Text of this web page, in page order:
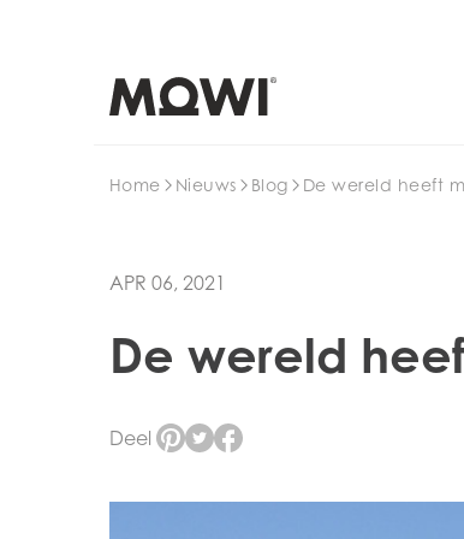
Home Nieuws Blog De wereld heeft
APR 06, 2021
De wereld
Deel